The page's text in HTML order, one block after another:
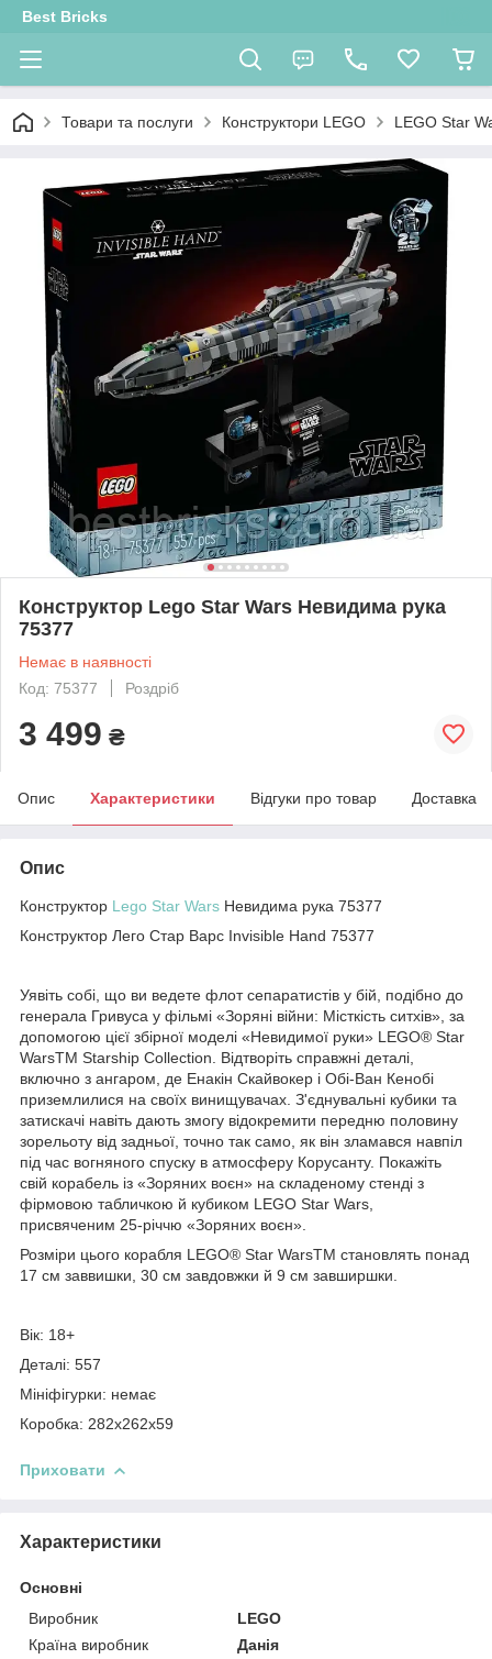
Best Bricks
Товари та послуги Конструктори LEGO LEGO Star
Конструктор Lego Star Wars Невидима рука
75377
Немає в наявності
Код: 75377
Роздріб
3 499 ₴
Опис Характеристики Відгуки про товар Доставка
Опис
Конструктор Lego Star Wars Невидима рука 75377
Конструктор Лего Стар Варс Invisible Hand 75377
Уявіть собі, що ви ведете флот сепаратистів у бій, подібно до
генерала Гривуса у фільмі «Зоряні війни: Місткість ситхів», за
допомогою цієї збірної моделі «Невидимої руки» LEGO® Star
WarsTM Starship Collection. Відтворіть справжні деталі,
включно з ангаром, де Енакін Скайвокер і Обі-Ван Кенобі
приземлилися на своїх винищувачах. З'єднувальні кубики та
затискачі навіть дають змогу відокремити передню половину
зорельоту від задньої, точно так само, як він зламався навпіл
під час вогняного спуску в атмосферу Корусанту. Покажіть
свій корабель із «Зоряних воєн» на складеному стенді з
фірмовою табличкою й кубиком LEGO Star Wars,
присвяченим 25-річчю «Зоряних воєн».
Розміри цього корабля LEGO® Star WarsTM становлять понад
17 см заввишки, 30 см завдовжки й 9 см завширшки.
Вік: 18+
Деталі: 557
Мініфігурки: немає
Коробка: 282х262х59
Приховати
Характеристики
Основні
Виробник
LEGO
Країна виробник
Данія